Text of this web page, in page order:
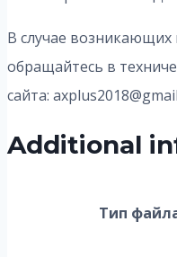
В случае возникающих
обращайтесь в
сайта:
Additional
Тип